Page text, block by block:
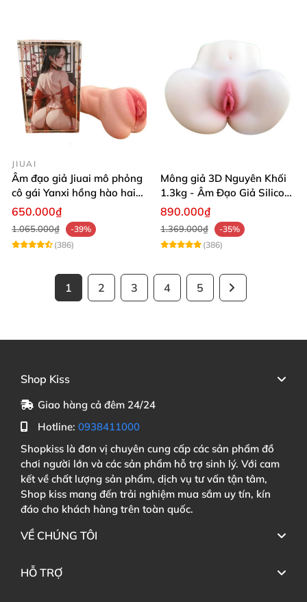
JIUAI
Âm đạo giả Jiuai mô phỏng
cô gái Yanxi hồng hào hai
lỗ bướm giả cầm tay 610g
650.000₫
1.065.000₫
-39%
(386)
Mông giả 3D Nguyên Khối
1.3kg - Âm Đạo Giả Silicon
Siêu Mềm 2 Lỗ Nằm Ngửa
890.000₫
1.369.000₫
-35%
(386)
1 2 3 4 5
Shop Kiss
Giao hàng cả đêm 24/24
Hotline: 0938411000
Shopkiss là đơn vị chuyên cung cấp các sản phẩm đồ
chơi người lớn và các sản phẩm hỗ trợ sinh lý. Với cam
kết về chất lượng sản phẩm, dịch vụ tư vấn tận tâm,
Shop kiss mang đến trải nghiệm mua sắm uy tín, kín
đáo cho khách hàng trên toàn quốc.
VỀ CHÚNG TÔI
HỖ TRỢ